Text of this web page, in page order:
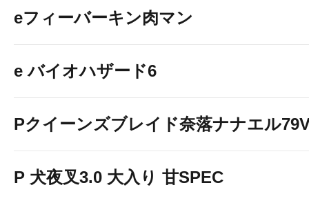
eフィーバーキン肉マン
e バイオハザード6
Pクイーンズブレイド奈落ナナエル
P 犬夜叉3.0 大入り 甘SPEC